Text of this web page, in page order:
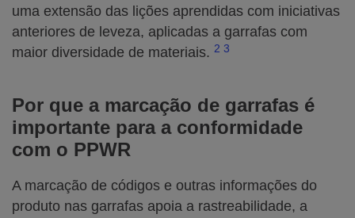
uma extensão das lições aprendidas com iniciativas
anteriores de leveza, aplicadas a garrafas com
maior diversidade de materiais. 2 3
Por que a marcação de garrafas é
importante para a conformidade
com o PPWR
A marcação de códigos e outras informações do
produto nas garrafas apoia a rastreabilidade, a